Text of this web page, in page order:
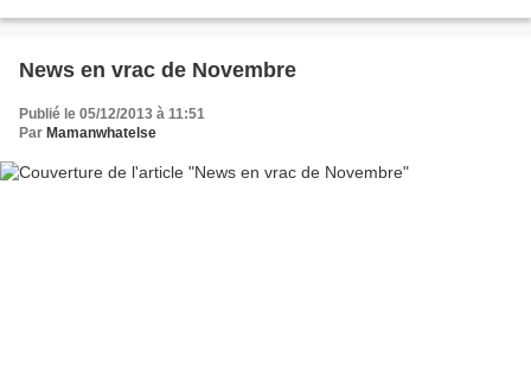
News en vrac de Novembre
Publié le 05/12/2013 à 11:51
Par Mamanwhatelse